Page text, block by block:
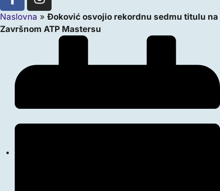
Naslovna » Đoković osvojio rekordnu sedmu titulu na
Završnom ATP Mastersu